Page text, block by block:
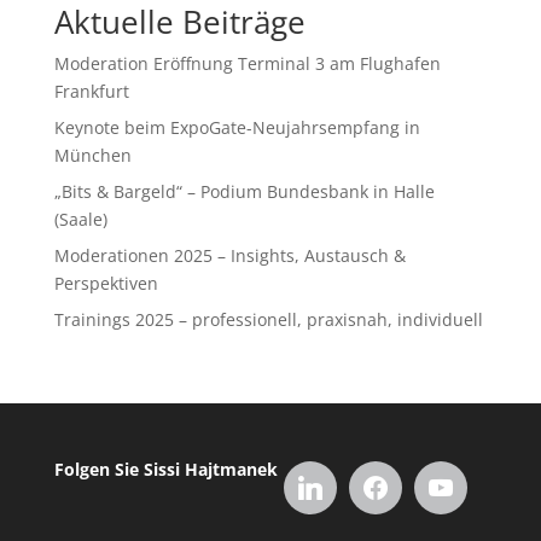
Aktuelle Beiträge
Moderation Eröffnung Terminal 3 am Flughafen
Frankfurt
Keynote beim ExpoGate-Neujahrsempfang in
München
„Bits & Bargeld“ – Podium Bundesbank in Halle
(Saale)
Moderationen 2025 – Insights, Austausch &
Perspektiven
Trainings 2025 – professionell, praxisnah, individuell
Folgen Sie Sissi Hajtmanek